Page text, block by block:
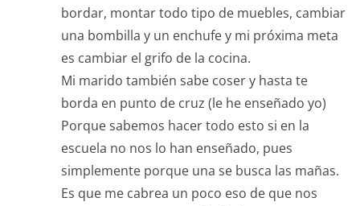
bordar, montar todo tipo de muebles, cambiar
una bombilla y un enchufe y mi próxima meta
es cambiar el grifo de la cocina.
Mi marido también sabe coser y hasta te
borda en punto de cruz (le he enseñado yo)
Porque sabemos hacer todo esto si en la
escuela no nos lo han enseñado, pues
simplemente porque una se busca las mañas.
Es que me cabrea un poco eso de que nos